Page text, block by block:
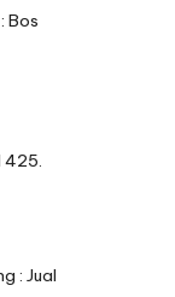
Bos
425.
: Jual